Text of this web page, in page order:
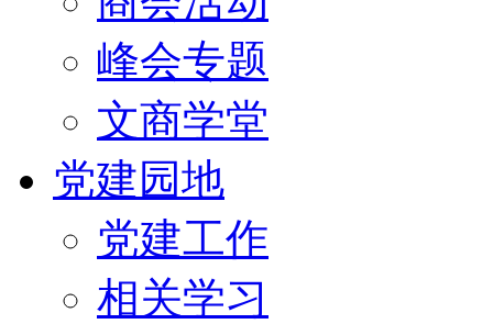
峰会专题
文商学堂
党建园地
党建工作
相关学习